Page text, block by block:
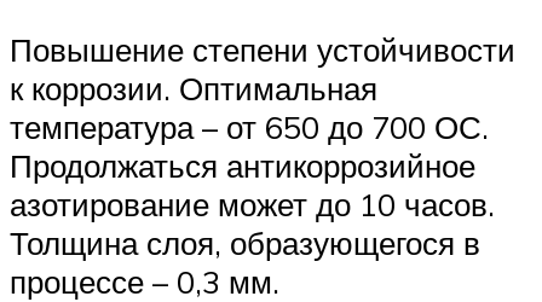
Повышение степени устойчивости
к коррозии. Оптимальная
температура – от 650 до 700 ОС.
Продолжаться антикоррозийное
азотирование может до 10 часов.
Толщина слоя, образующегося в
процессе – 0,3 мм.